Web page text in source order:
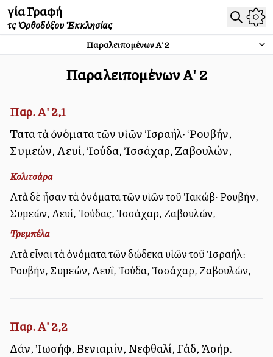
Ἁγία Γραφή
τῆς Ὀρθοδόξου Ἐκκλησίας
Παραλειπομένων Α'2
Παραλειπομένων Α' 2
Παρ. Α' 2,1
Ταῦτα τὰ ὀνόματα τῶν υἱῶν Ἰσραήλ· Ῥουβήν,
Συμεών, Λευί, Ἰούδα, Ἰσσάχαρ, Ζαβουλών,
Κολιτσάρα
Αὐτὰ δὲ ἦσαν τὰ ὀνόματα τῶν υἱῶν τοῦ Ἰακώβ· Ρουβήν,
Συμεών, Λευί, Ἰούδας, Ἰσσάχαρ, Ζαβουλών,
Τρεμπέλα
Αὐτὰ εἶναι τὰ ὀνόματα τῶν δώδεκα υἱῶν τοῦ Ἰσραήλ:
Ρουβήν, Συμεών, Λευΐ, Ἰούδα, Ἰσσάχαρ, Ζαβουλών,
Παρ. Α' 2,2
Δάν, Ἰωσήφ, Βενιαμίν, Νεφθαλί, Γάδ, Ἀσήρ.